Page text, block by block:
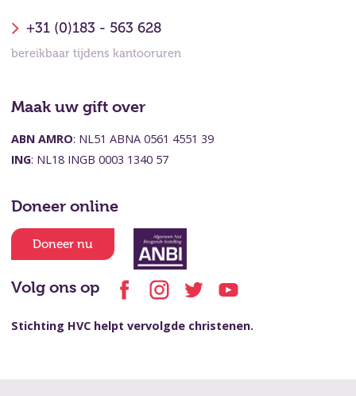
+31 (0)183 - 563 628
bereikbaar tijdens kantooruren
Maak uw gift over
ABN AMRO: NL51 ABNA 0561 4551 39
ING: NL18 INGB 0003 1340 57
Doneer online
Doneer nu
Volg ons op
Stichting HVC helpt vervolgde christenen.